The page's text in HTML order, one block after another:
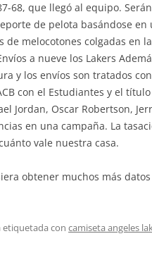
68, que llegó al equipo.
de pelota basándose
de melocotones colgadas
a nueve los Lakers
y los envíos son tratados
con el Estudiantes y el
Jordan, Oscar Robertson,
en una campaña. La
vale nuestra casa.
obtener muchos más
etiquetada con camiseta angeles